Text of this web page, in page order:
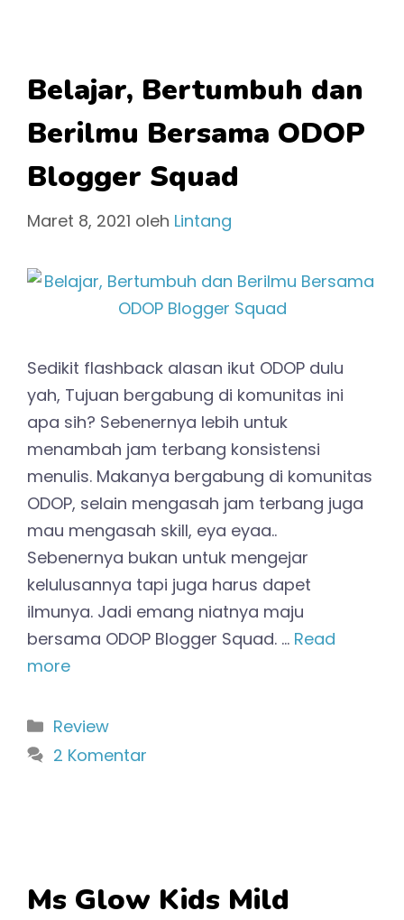
Belajar, Bertumbuh dan
Berilmu Bersama ODOP
Blogger Squad
Maret 8, 2021 oleh Lintang
Sedikit flashback alasan ikut ODOP dulu
yah, Tujuan bergabung di komunitas ini
apa sih? Sebenernya lebih untuk
menambah jam terbang konsistensi
menulis. Makanya bergabung di komunitas
ODOP, selain mengasah jam terbang juga
mau mengasah skill, eya eyaa..
Sebenernya bukan untuk mengejar
kelulusannya tapi juga harus dapet
ilmunya. Jadi emang niatnya maju
bersama ODOP Blogger Squad. … Read
more
Kategori
Review
2 Komentar
Ms Glow Kids Mild